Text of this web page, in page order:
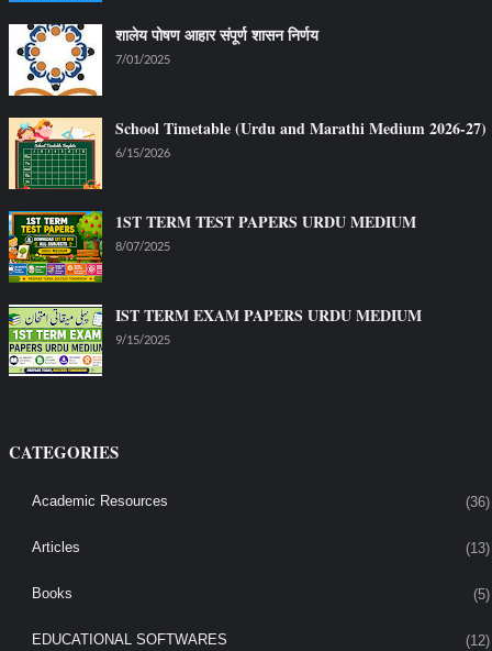
शालेय पोषण आहार संपूर्ण शासन निर्णय
7/01/2025
School Timetable (Urdu and Marathi Medium 2026-27)
6/15/2026
1ST TERM TEST PAPERS URDU MEDIUM
8/07/2025
IST TERM EXAM PAPERS URDU MEDIUM
9/15/2025
CATEGORIES
Academic Resources (36)
Articles (13)
Books (5)
EDUCATIONAL SOFTWARES (12)